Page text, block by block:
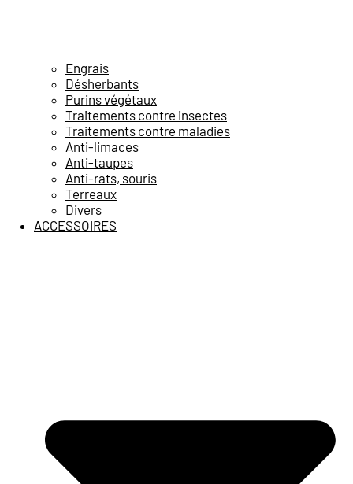
Engrais
Désherbants
Purins végétaux
Traitements contre insectes
Traitements contre maladies
Anti-limaces
Anti-taupes
Anti-rats, souris
Terreaux
Divers
ACCESSOIRES